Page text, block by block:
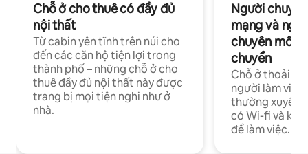
Chỗ ở cho thuê có đầy đủ
nội thất
Từ cabin yên tĩnh trên núi cho
đến các căn hộ tiện lợi trong
thành phố – những chỗ ở cho
thuê đầy đủ nội thất này được
trang bị mọi tiện nghi như ở
nhà.
Người
mạng và
chuyên môn
chuyển
Chỗ ở thoải
người làm việc
thường xuyên
có Wi-fi và
để làm việc.